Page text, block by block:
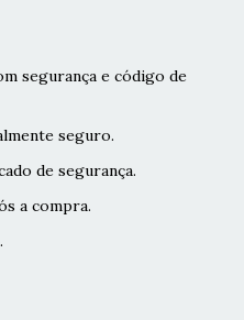
segurança e código de
seguro.
de segurança.
a compra.